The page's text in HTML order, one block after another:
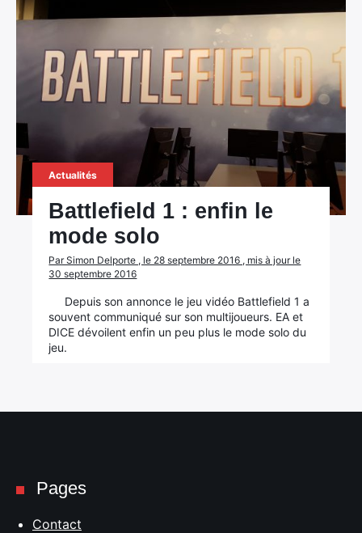
Actualités
Battlefield 1 : enfin le
mode solo
Par Simon Delporte , le 28 septembre 2016 , mis à jour le
30 septembre 2016
Depuis son annonce le jeu vidéo Battlefield 1 a
souvent communiqué sur son multijoueurs. EA et
DICE dévoilent enfin un peu plus le mode solo du
jeu.
Pages
Contact